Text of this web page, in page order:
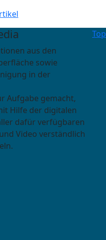
Top
aus den
sowie
in der
Aufgabe gemacht,
Hilfe der digitalen
dafür verfügbaren
Video verständlich